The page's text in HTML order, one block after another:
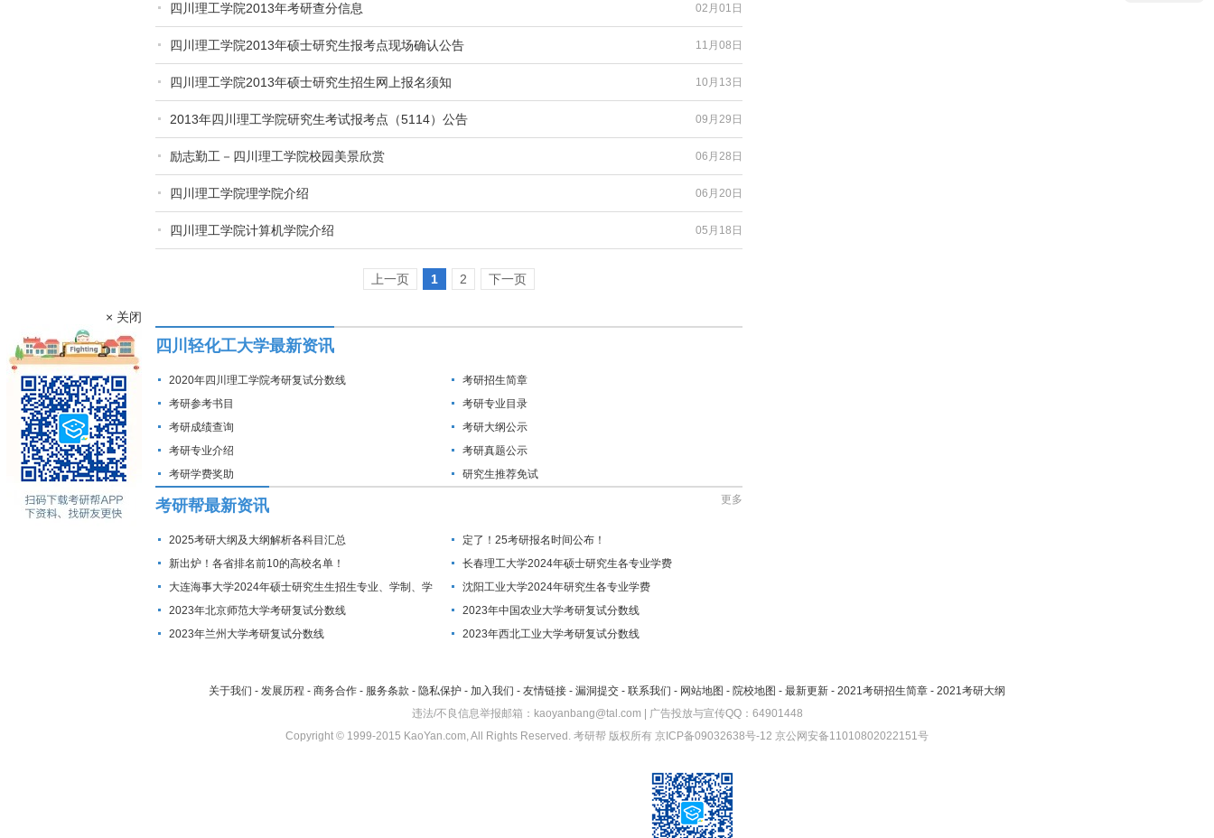
02月01日
四川理工学院2013年考研查分信息
11月08日
四川理工学院2013年硕士研究生报考点现场确认公告
10月13日
四川理工学院2013年硕士研究生招生网上报名须知
09月29日
2013年四川理工学院研究生考试报考点（5114）公告
06月28日
励志勤工－四川理工学院校园美景欣赏
06月20日
四川理工学院理学院介绍
05月18日
四川理工学院计算机学院介绍
上一页 1 2 下一页
四川轻化工大学最新资讯
2020年四川理工学院考研复试分数线
考研招生简章
考研参考书目
考研专业目录
考研成绩查询
考研大纲公示
考研专业介绍
考研真题公示
考研学费奖助
研究生推荐免试
考研帮最新资讯 更多
2025考研大纲及大纲解析各科目汇总
定了！25考研报名时间公布！
新出炉！各省排名前10的高校名单！
长春理工大学2024年硕士研究生各专业学费
大连海事大学2024年硕士研究生生招生专业、学制、学
费标准及拟招生人数
沈阳工业大学2024年研究生各专业学费
2023年北京师范大学考研复试分数线
2023年中国农业大学考研复试分数线
2023年兰州大学考研复试分数线
2023年西北工业大学考研复试分数线
关于我们 - 发展历程 - 商务合作 - 服务条款 - 隐私保护 - 加入我们 - 友情链接 - 漏洞提交 - 联系我们 - 网站地图 - 院校地图 - 最新更新 - 2021考研招生简章 - 2021考研大纲
违法/不良信息举报邮箱：kaoyanbang@tal.com | 广告投放与宣传QQ：64901448
Copyright © 1999-2015 KaoYan.com, All Rights Reserved. 考研帮 版权所有 京ICP备09032638号-12 京公网安备11010802022151号
× 关闭